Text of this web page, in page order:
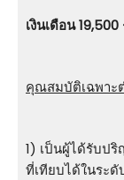
เงินเดือน
คุณสมบัติเฉพาะ
1) เป็นผู้ได้รับป
ที่เทียบได้ในระ